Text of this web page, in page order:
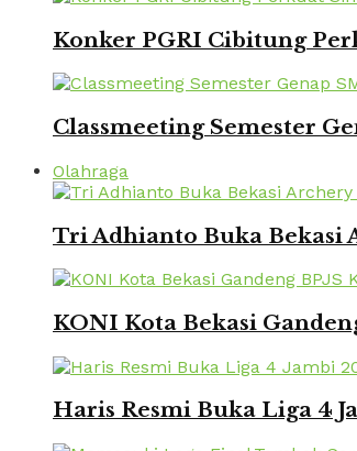
Konker PGRI Cibitung
Classmeeting Semester
Olahraga
Tri Adhianto Buka Bekasi
KONI Kota Bekasi
Haris Resmi Buka Liga 4